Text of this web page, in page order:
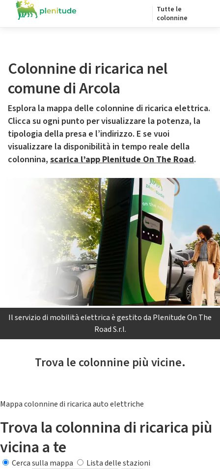
Tutte le
colonnine
Colonnine di ricarica nel
comune di Arcola
Esplora la mappa delle colonnine di ricarica elettrica.
Clicca su ogni punto per visualizzare la potenza, la
tipologia della presa e l’indirizzo. E se vuoi
visualizzare la disponibilità in tempo reale della
colonnina, scarica l’app Plenitude On The Road.
Il servizio di mobilità elettrica è gestito da Plenitude On The
Road S.r.l.
Trova le colonnine più vicine.
Mappa colonnine di ricarica auto elettriche
Trova la colonnina di ricarica più
vicina a te
Cerca sulla mappa
Lista delle stazioni